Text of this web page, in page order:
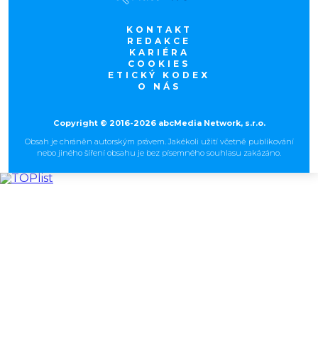
KONTAKT
REDAKCE
KARIÉRA
COOKIES
ETICKÝ KODEX
O NÁS
Copyright © 2016-2026 abcMedia Network, s.r.o.
Obsah je chráněn autorským právem. Jakékoli užití včetně publikování
nebo jiného šíření obsahu je bez písemného souhlasu zakázáno.